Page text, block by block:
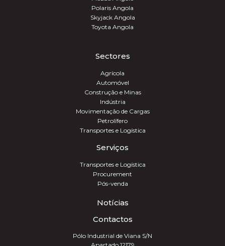
Polaris Angola
Skyjack Angola
Toyota Angola
Sectores
Agrícola
Automóvel
Construção e Minas
Indústria
Movimentação de Cargas
Petrolífero
Transportes e Logística
Serviços
Transportes e Logística
Procurement
Pós-venda
Notícias
Contactos
Pólo Industrial de Viana S/N